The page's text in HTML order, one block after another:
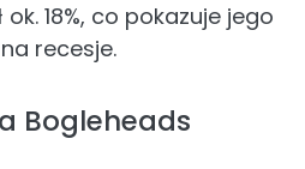
18%, co pokazuje jego
recesje.
Bogleheads